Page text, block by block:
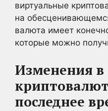
виртуальные
на
валюта имеет
которые можно
Изменения в
последнее